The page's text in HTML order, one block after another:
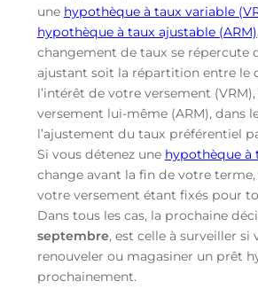
une hypothèque à taux variable
hypothèque à taux ajustable (ARM)
changement de taux se répercute
ajustant soit la répartition entre le
l’intérêt de votre versement
versement lui-même (ARM), dans
l’ajustement du taux préférentiel
Si vous détenez une hypothèque à
change avant la fin de votre
votre versement étant fixés pour
Dans tous les cas, la prochaine
septembre, est celle à surveiller si
renouveler ou magasiner un prêt
prochainement.